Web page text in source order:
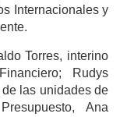
Internacionales y
Torres, interino
Rudys
las unidades de
Ana